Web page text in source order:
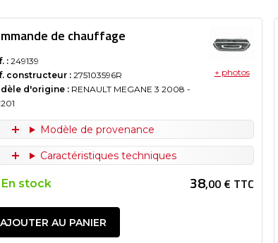
de chauffage
:249139
constructeur :275103596R
d'origine : RENAULT MEGANE 3 2008 -
+ photos
Modèle de provenance
Caractéristiques techniques
En stock 38,00 € TTC
AJOUTER AU PANIER